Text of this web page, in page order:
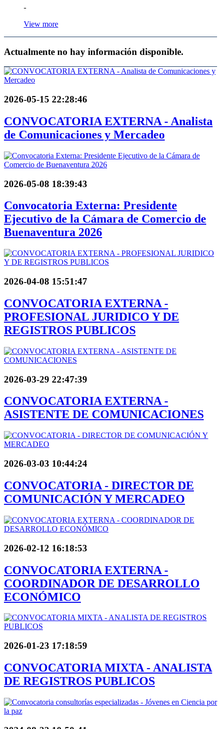
-
View more
Actualmente no hay información disponible.
2026-05-15 22:28:46
CONVOCATORIA EXTERNA - Analista
de Comunicaciones y Mercadeo
2026-05-08 18:39:43
Convocatoria Externa: Presidente
Ejecutivo de la Cámara de Comercio de
Buenaventura 2026
2026-04-08 15:51:47
CONVOCATORIA EXTERNA -
PROFESIONAL JURIDICO Y DE
REGISTROS PUBLICOS
2026-03-29 22:47:39
CONVOCATORIA EXTERNA -
ASISTENTE DE COMUNICACIONES
2026-03-03 10:44:24
CONVOCATORIA - DIRECTOR DE
COMUNICACIÓN Y MERCADEO
2026-02-12 16:18:53
CONVOCATORIA EXTERNA -
COORDINADOR DE DESARROLLO
ECONÓMICO
2026-01-23 17:18:59
CONVOCATORIA MIXTA - ANALISTA
DE REGISTROS PUBLICOS